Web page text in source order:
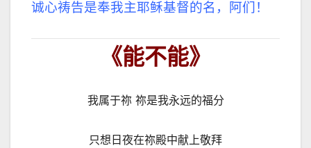
诚心祷告是奉我主耶稣基督的名，阿们！
《能不能》
我属于祢 祢是我永远的福分
只想日夜在祢殿中献上敬拜